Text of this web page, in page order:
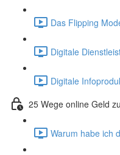
Das Flipping
Digitale
Digitale
25 Wege online Geld
Warum habe ich